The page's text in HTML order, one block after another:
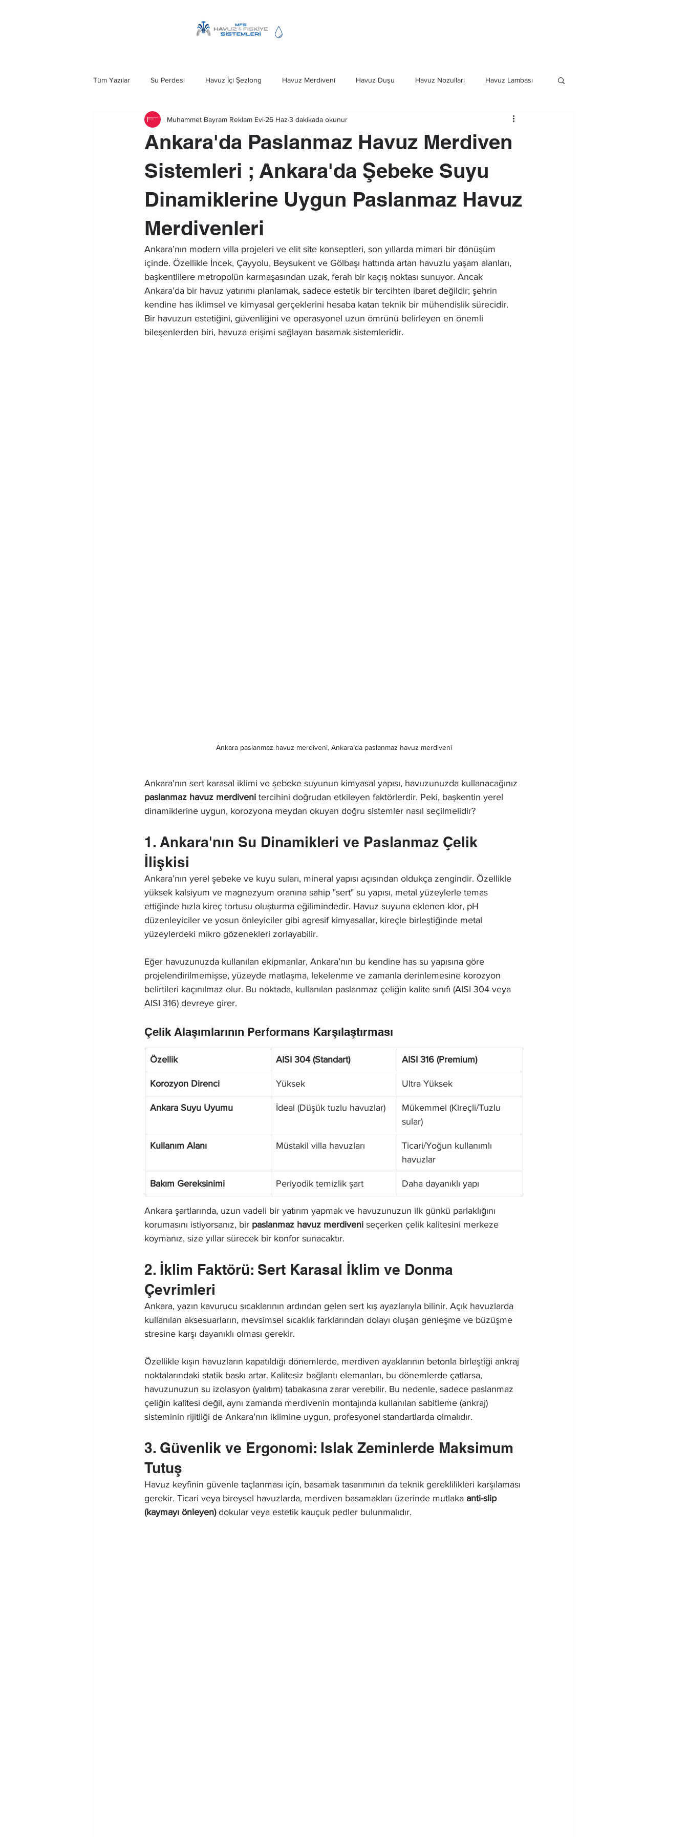
Tüm Yazılar Su Perdesi Havuz İçi Şezlong Havuz Merdiveni Havuz Duşu Havuz Nozulları Havuz Lambası
Havuz Şelalesi Kobra Şelale Deniz Merdivenleri Havuz Kapağı
Ankara Su Perdesi Havuz Merdiveni Ankara Havuz Fıskiye Sistemleri
Ankara'da Paslanmaz Havuz Merdiven
Sistemleri ; Ankara'da Şebeke Suyu
Dinamiklerine Uygun Paslanmaz Havuz
Merdivenleri
Muhammet Bayram Reklam Evi 26 Haz 3 dakikada okunur
Ankara’nın modern villa projeleri ve elit site konseptleri, son yıllarda mimari bir dönüşüm
içinde. Özellikle İncek, Çayyolu, Beysukent ve Gölbaşı hattında artan havuzlu yaşam alanları,
başkentlilere metropolün karmaşasından uzak, ferah bir kaçış noktası sunuyor. Ancak
Ankara’da bir havuz yatırımı planlamak, sadece estetik bir tercihten ibaret değildir; şehrin
kendine has iklimsel ve kimyasal gerçeklerini hesaba katan teknik bir mühendislik sürecidir.
Bir havuzun estetiğini, güvenliğini ve operasyonel uzun ömrünü belirleyen en önemli
bileşenlerden biri, havuza erişimi sağlayan basamak sistemleridir.
Ankara paslanmaz havuz merdiveni, Ankara’da paslanmaz havuz merdiveni
Ankara'nın sert karasal iklimi ve şebeke suyunun kimyasal yapısı, havuzunuzda kullanacağınız
paslanmaz havuz merdiveni tercihini doğrudan etkileyen faktörlerdir. Peki, başkentin yerel
dinamiklerine uygun, korozyona meydan okuyan doğru sistemler nasıl seçilmelidir?
1. Ankara'nın Su Dinamikleri ve Paslanmaz Çelik
İlişkisi
Ankara’nın yerel şebeke ve kuyu suları, mineral yapısı açısından oldukça zengindir. Özellikle
yüksek kalsiyum ve magnezyum oranına sahip "sert" su yapısı, metal yüzeylerle temas
ettiğinde hızla kireç tortusu oluşturma eğilimindedir. Havuz suyuna eklenen klor, pH
düzenleyiciler ve yosun önleyiciler gibi agresif kimyasallar, kireçle birleştiğinde metal
yüzeylerdeki mikro gözenekleri zorlayabilir.
Eğer havuzunuzda kullanılan ekipmanlar, Ankara’nın bu kendine has su yapısına göre
projelendirilmemişse, yüzeyde matlaşma, lekelenme ve zamanla derinlemesine korozyon
belirtileri kaçınılmaz olur. Bu noktada, kullanılan paslanmaz çeliğin kalite sınıfı (AISI 304 veya
AISI 316) devreye girer.
Çelik Alaşımlarının Performans Karşılaştırması
Özellik AISI 304 (Standart) AISI 316 (Premium)
Korozyon Direnci Yüksek Ultra Yüksek
Ankara Suyu Uyumu İdeal (Düşük tuzlu havuzlar)
Mükemmel (Kireçli/Tuzlu
sular)
Kullanım Alanı Müstakil villa havuzları
Ticari/Yoğun kullanımlı
havuzlar
Bakım Gereksinimi Periyodik temizlik şart Daha dayanıklı yapı
Ankara şartlarında, uzun vadeli bir yatırım yapmak ve havuzunuzun ilk günkü parlaklığını
korumasını istiyorsanız, bir paslanmaz havuz merdiveni seçerken çelik kalitesini merkeze
koymanız, size yıllar sürecek bir konfor sunacaktır.
2. İklim Faktörü: Sert Karasal İklim ve Donma
Çevrimleri
Ankara, yazın kavurucu sıcaklarının ardından gelen sert kış ayazlarıyla bilinir. Açık havuzlarda
kullanılan aksesuarların, mevsimsel sıcaklık farklarından dolayı oluşan genleşme ve büzüşme
stresine karşı dayanıklı olması gerekir.
Özellikle kışın havuzların kapatıldığı dönemlerde, merdiven ayaklarının betonla birleştiği ankraj
noktalarındaki statik baskı artar. Kalitesiz bağlantı elemanları, bu dönemlerde çatlarsa,
havuzunuzun su izolasyon (yalıtım) tabakasına zarar verebilir. Bu nedenle, sadece paslanmaz
çeliğin kalitesi değil, aynı zamanda merdivenin montajında kullanılan sabitleme (ankraj)
sisteminin rijitliği de Ankara’nın iklimine uygun, profesyonel standartlarda olmalıdır.
3. Güvenlik ve Ergonomi: Islak Zeminlerde Maksimum
Tutuş
Havuz keyfinin güvenle taçlanması için, basamak tasarımının da teknik gereklilikleri karşılaması
gerekir. Ticari veya bireysel havuzlarda, merdiven basamakları üzerinde mutlaka anti-slip
(kaymayı önleyen) dokular veya estetik kauçuk pedler bulunmalıdır.